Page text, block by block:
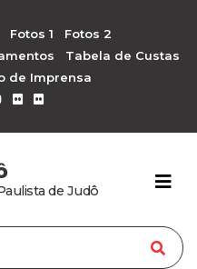
Fotos 1
Fotos 2
Tabela de Custas
de Imprensa
de Judô